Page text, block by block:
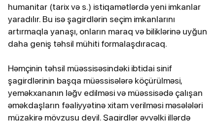
humanitar (tarix və s.) istiqamətlərdə yeni imkanlar
yaradılır. Bu isə şagirdlərin seçim imkanlarını
artırmaqla yanaşı, onların maraq və biliklərinə uyğun
daha geniş təhsil mühiti formalaşdıracaq.
Həmçinin təhsil müəssisəsindəki ibtidai sinif
şagirdlərinin başqa müəssisələrə köçürülməsi,
yeməkxananın ləğv edilməsi və müəssisədə çalışan
əməkdaşların fəaliyyətinə xitam verilməsi məsələləri
müzakirə mövzusu deyil. Şagirdlər əvvəlki illərdə